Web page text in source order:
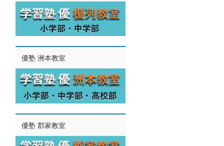
優塾 洲本教室
優塾 郡家教室